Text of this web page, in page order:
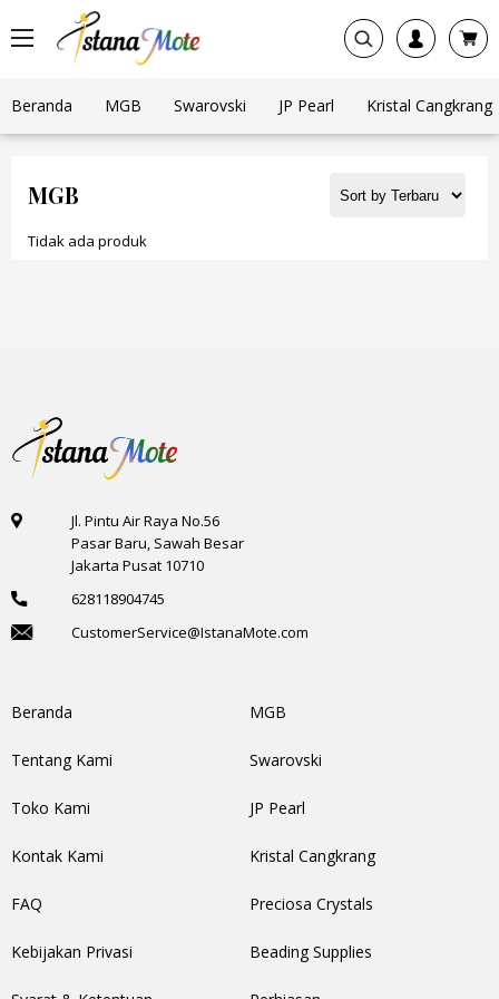
Beranda MGB Swarovski JP Pearl Kristal Cangkrang
MGB
Tidak ada produk
Jl. Pintu Air Raya No.56
Pasar Baru, Sawah Besar
Jakarta Pusat 10710
628118904745
CustomerService@IstanaMote.com
Beranda
Tentang Kami
Toko Kami
Kontak Kami
FAQ
Kebijakan Privasi
MGB
Swarovski
JP Pearl
Kristal Cangkrang
Preciosa Crystals
Beading Supplies